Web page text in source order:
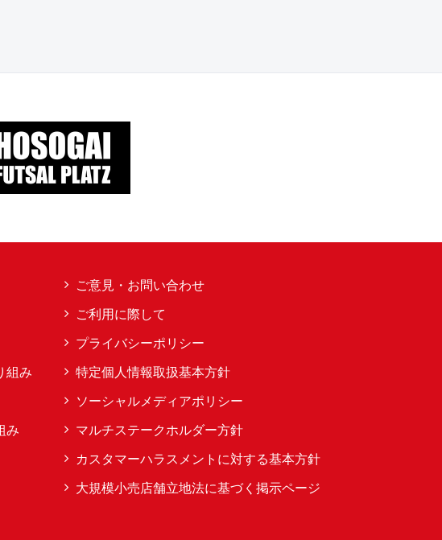
組み
み
ご意見・お問い合わせ
ご利用に際して
プライバシーポリシー
特定個人情報取扱基本方針
ソーシャルメディアポリシー
マルチステークホルダー方針
カスタマーハラスメントに対する基本方針
大規模小売店舗立地法に基づく掲示ページ